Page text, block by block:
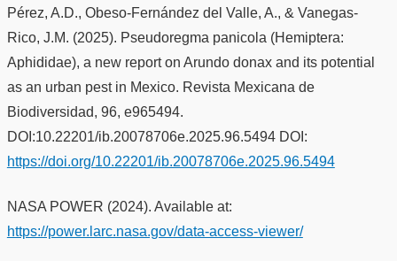
Pérez, A.D., Obeso-Fernández del Valle, A., & Vanegas-
Rico, J.M. (2025). Pseudoregma panicola (Hemiptera:
Aphididae), a new report on Arundo donax and its potential
as an urban pest in Mexico. Revista Mexicana de
Biodiversidad, 96, e965494.
DOI:10.22201/ib.20078706e.2025.96.5494 DOI:
https://doi.org/10.22201/ib.20078706e.2025.96.5494
NASA POWER (2024). Available at:
https://power.larc.nasa.gov/data-access-viewer/